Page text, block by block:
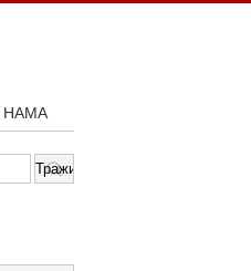
НАМА